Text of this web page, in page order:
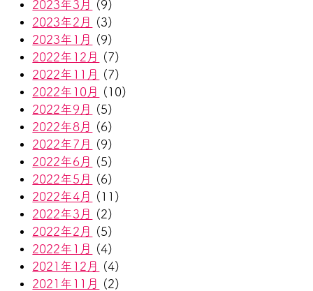
2023年3月
(9)
2023年2月
(3)
2023年1月
(9)
2022年12月
(7)
2022年11月
(7)
2022年10月
(10)
2022年9月
(5)
2022年8月
(6)
2022年7月
(9)
2022年6月
(5)
2022年5月
(6)
2022年4月
(11)
2022年3月
(2)
2022年2月
(5)
2022年1月
(4)
2021年12月
(4)
2021年11月
(2)